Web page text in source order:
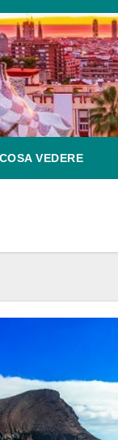
COSA VEDERE